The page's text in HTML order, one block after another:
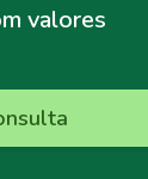
valores